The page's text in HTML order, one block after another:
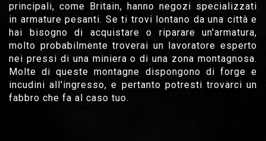
principali, come Britain, hanno negozi specializzati
in armature pesanti. Se ti trovi lontano da una città e
hai bisogno di acquistare o riparare un'armatura,
molto probabilmente troverai un lavoratore esperto
nei pressi di una miniera o di una zona montagnosa.
Molte di queste montagne dispongono di forge e
incudini all'ingresso, e pertanto potresti trovarci un
fabbro che fa al caso tuo.